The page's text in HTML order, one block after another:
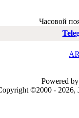
Часовой
Powered
©2000 - 2026,